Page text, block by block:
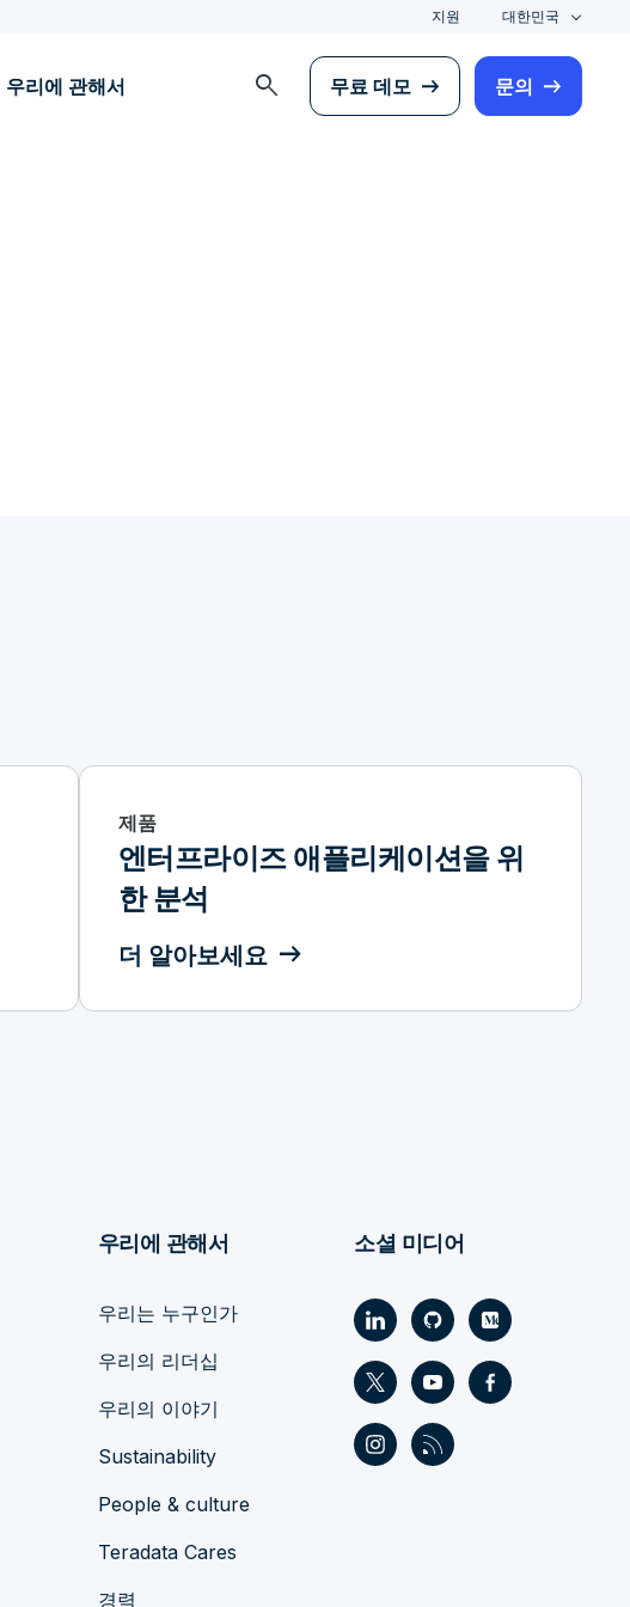
지원 대한민국
우리에 관해서 search 무료 데모 문의
제품
엔터프라이즈 애플리케이션을 위
한 분석
더 알아보세요
우리에 관해서
우리는 누구인가
우리의 리더십
우리의 이야기
Sustainability
People & culture
Teradata Cares
경력
소셜 미디어